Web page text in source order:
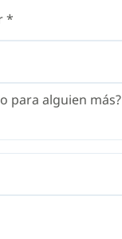
para alguien más?